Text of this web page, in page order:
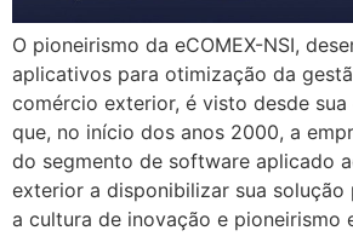
O pioneirismo da eCOMEX-NSI,
aplicativos para otimização da
comércio exterior, é visto desde sua
que, no início dos anos 2000, a
do segmento de software aplicado
exterior a disponibilizar sua solução
a cultura de inovação e pioneirismo